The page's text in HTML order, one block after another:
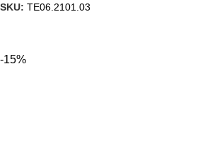
SKU: TE06.2101.03
-15%